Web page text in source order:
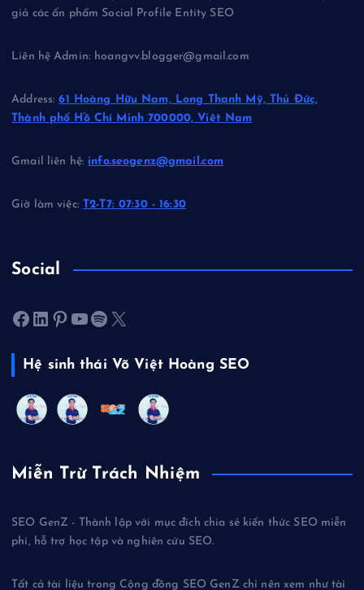
giả các ấn phẩm Social Profile Entity SEO
Liên hệ Admin: hoangvv.blogger@gmail.com
Address:61 Hoàng Hữu Nam, Long Thạnh Mỹ, Thủ Đức,
Thành phố Hồ Chí Minh 700000, Việt Nam
Gmail liên hệ: info.seogenz@gmail.com
Giờ làm việc:T2-T7: 07:30 - 16:30
Social
Facebook LinkedIn Pinterest Youtube Spotify X
Hệ sinh thái Võ Việt Hoàng SEO
Miễn Trừ Trách Nhiệm
SEO GenZ - Thành lập với mục đích chia sẻ kiến thức SEO miễn
phí, hỗ trợ học tập và nghiên cứu SEO.
Tất cả tài liệu trong Cộng đồng SEO GenZ chỉ nên xem như tài